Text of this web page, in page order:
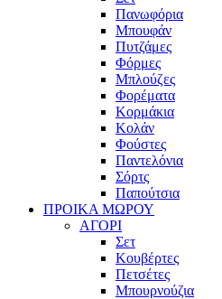
Πανωφόρια
Μπουφάν
Πυτζάμες
Φόρμες
Μπλούζες
Φορέματα
Κορμάκια
Κολάν
Φούστες
Παντελόνια
Σόρτς
Παπούτσια
ΠΡΟΙΚΑ ΜΩΡΟΥ
ΑΓΟΡΙ
Σετ
Κουβέρτες
Πετσέτες
Μπουρνούζια